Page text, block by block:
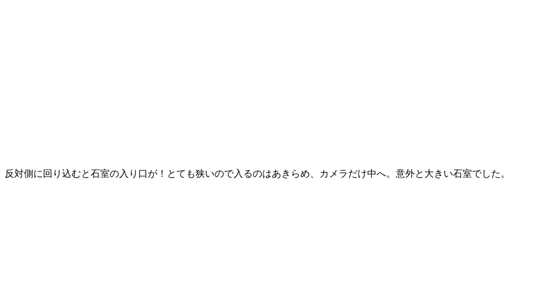
反対側に回り込むと石室の入り口が！とても狭いので入るのはあきらめ、カメラだけ中へ。意外と大きい石室でした。